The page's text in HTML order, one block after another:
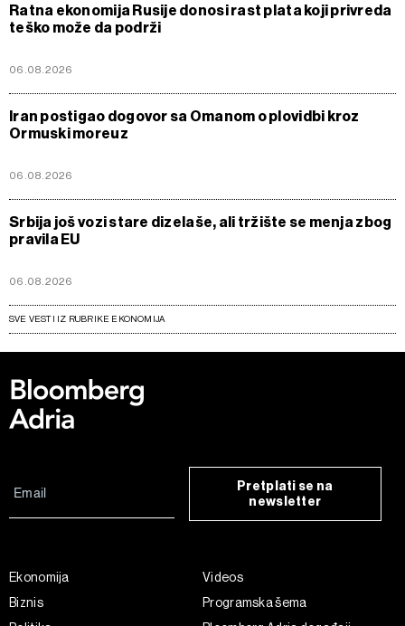
Ratna ekonomija Rusije donosi rast plata koji privreda
teško može da podrži
06.08.2026
Iran postigao dogovor sa Omanom o plovidbi kroz
Ormuski moreuz
06.08.2026
Srbija još vozi stare dizelaše, ali tržište se menja zbog
pravila EU
06.08.2026
SVE VESTI IZ RUBRIKE EKONOMIJA
Pretplati se na
newsletter
Ekonomija
Biznis
Videos
Programska šema